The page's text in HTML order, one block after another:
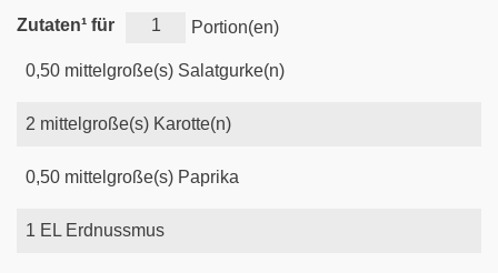
Zutaten¹ für Portion(en)
0,50 mittelgroße(s) Salatgurke(n)
2 mittelgroße(s) Karotte(n)
0,50 mittelgroße(s) Paprika
1 EL Erdnussmus